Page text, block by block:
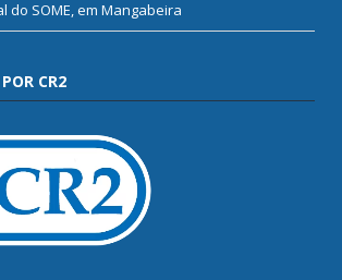
do SOME, em Mangabeira
CR2